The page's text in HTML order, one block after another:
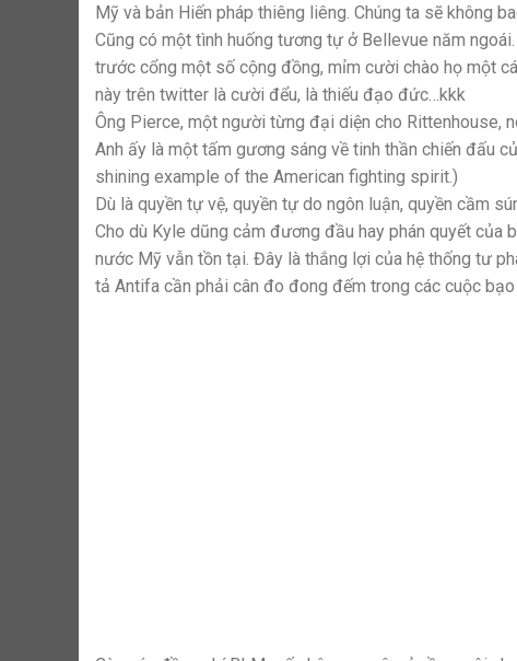
Mỹ và bản Hiến pháp thiêng liêng. Chúng ta sẽ không
Cũng có một tình huống tương tự ở Bellevue năm
trước cổng một số cộng đồng, mỉm cười chào họ một
này trên twitter là cười đểu, là thiếu đạo đức…kkk
Ông Pierce, một người từng đại diện cho Rittenhouse,
Anh ấy là một tấm gương sáng về tinh thần chiến đấu
shining example of the American fighting spirit.)
Dù là quyền tự vệ, quyền tự do ngôn luận, quyền cầm
Cho dù Kyle dũng cảm đương đầu hay phán quyết
nước Mỹ vẫn tồn tại. Đây là thắng lợi của hệ thống tư
tả Antifa cần phải cân đo đong đếm trong các cuộc bạo